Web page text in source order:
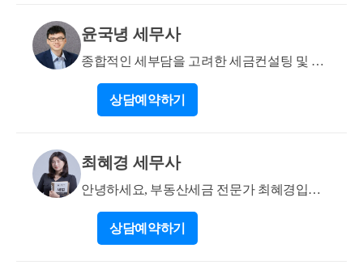
약서, 기타 증빙자료에 의하여 객관적으로 인식되는
가액을 말하는 것임. ○ 서면5팀-1330, 2006.12.21 부동
산을 양도하면서 대금을 청산하기 전에 소유권이전등
기부에 기재된 등기접수일이 양도시기가 되며, 자산의
양도가액은 「소득세법」 제 96조 제1항에 의거 당해
한 가액에 의하는 것이나, 매매계약서에 표시된 실지
거래가액이 동법 시행령 제176조의 2의 규정에 해당하
여 실지거래가액으로 인정 또는 확인할 수 없는 경우
에는 동법 제114조 제5항의 규정에 의하여 산출한 가
액으로 결정하는 것임. ○ 서면5팀-226, 2007.01.18 거주
윤국녕 세무사
종합적인 세부담을 고려한 세금컨설팅 및 신
상담예약하기
최혜경 세무사
안녕하세요, 부동산세금 전문가 최혜경입니
상담예약하기